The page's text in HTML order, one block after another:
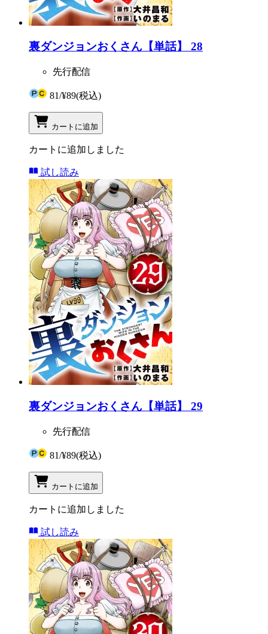
裏ダンジョンおくさん【単話】 28
先行配信
81/¥89(税込)
カートに追加
カートに追加しました
試し読み
裏ダンジョンおくさん【単話】 29
先行配信
81/¥89(税込)
カートに追加
カートに追加しました
試し読み